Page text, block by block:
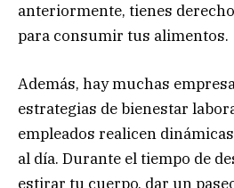
anteriormente, tienes
para consumir tus alimentos.
Además, hay muchas
estrategias de bienestar
empleados realicen
al día. Durante el tiempo de
estirar tu cuerpo, dar un